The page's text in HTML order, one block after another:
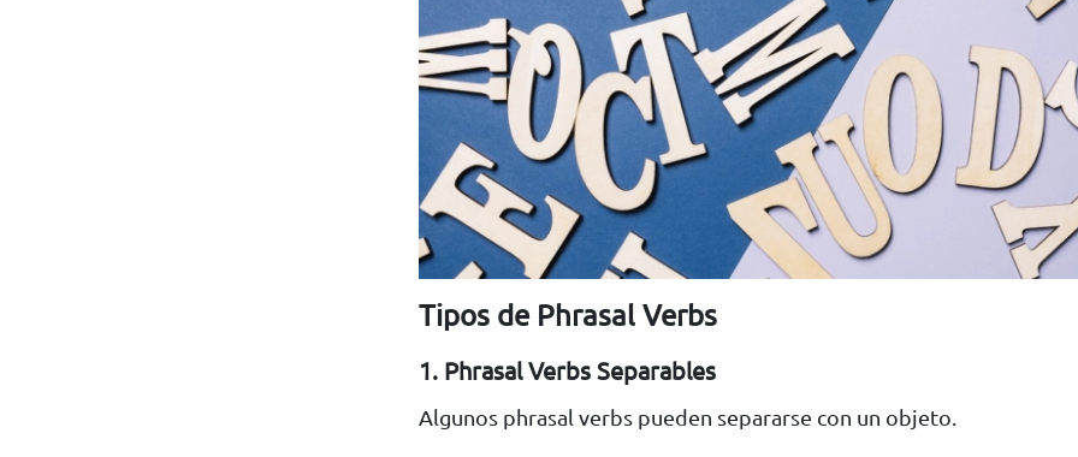
Tipos de Phrasal Verbs
1. Phrasal Verbs Separables
Algunos phrasal verbs pueden separarse con un objeto.